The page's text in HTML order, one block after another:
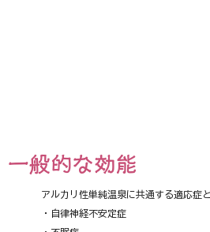
一般的な効能
アルカリ性単純温泉に共通する適応症
・自律神経不安定症